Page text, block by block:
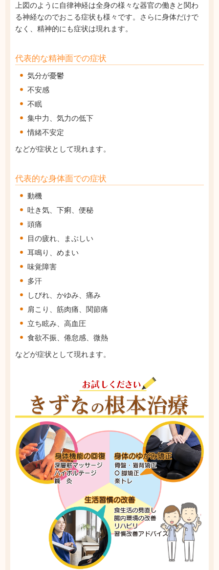
上図のように自律神経は全身の様々な器官の働きと関わ
る神経なのでおこる症状も様々です。さらに身体だけで
なく、精神的にも症状は現れます。
代表的な精神面での症状
気分が憂鬱
不安感
不眠
集中力、気力の低下
情緒不安定
などが症状として現れます。
代表的な身体面での症状
動機
吐き気、下痢、便秘
頭痛
目の疲れ、まぶしい
耳鳴り、めまい
味覚障害
多汗
しびれ、かゆみ、痛み
肩こり、筋肉痛、関節痛
立ち眩み、高血圧
食欲不振、倦怠感、微熱
などが症状として現れます。